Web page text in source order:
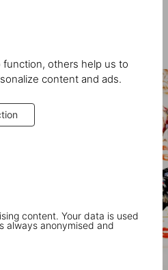
others help us to
content and ads.
content. Your data is used
always anonymised and